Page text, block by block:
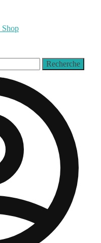
Recherche